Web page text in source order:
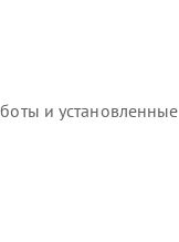
и установленные